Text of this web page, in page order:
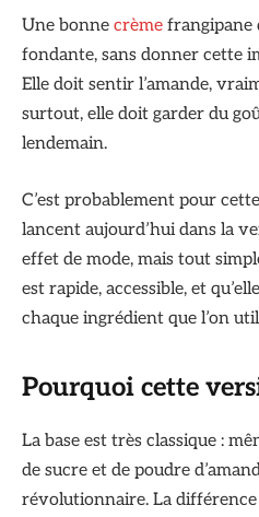
Une bonne crème frangipane
fondante, sans donner cette
Elle doit sentir l’amande,
surtout, elle doit garder du
lendemain.
C’est probablement pour
lancent aujourd’hui dans la
effet de mode, mais tout
est rapide, accessible, et
chaque ingrédient que l’on
Pourquoi cette
La base est très classique :
de sucre et de poudre
révolutionnaire. La différence